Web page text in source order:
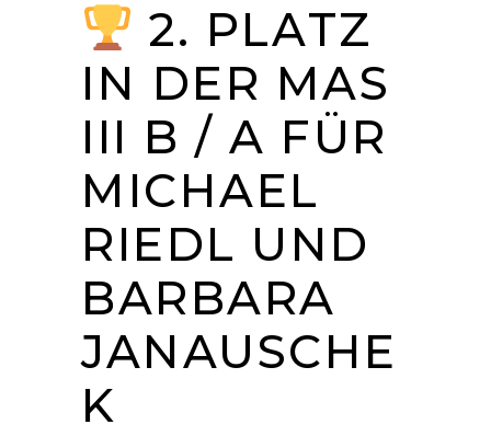
2. PLATZ
IN DER MAS
III B / A FÜR
MICHAEL
RIEDL UND
BARBARA
JANAUSCHE
K